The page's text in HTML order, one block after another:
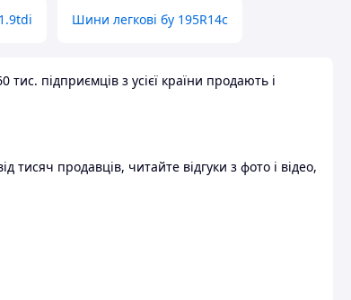
Шини легкові бу 195R14c
підприємців з усієї країни продають і
тисяч продавців, читайте відгуки з фото і відео,